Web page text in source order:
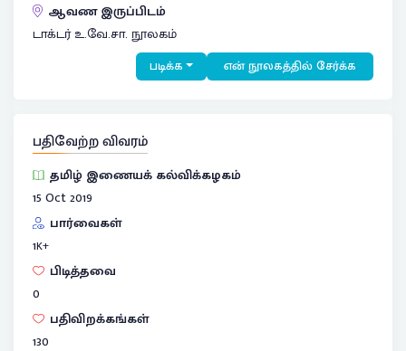
ஆவண இருப்பிடம்
டாக்டர் உ.வே.சா. நூலகம்
படிக்க என் நூலகத்தில் சேர்க்க
பதிவேற்ற விவரம்
தமிழ் இணையக் கல்விக்கழகம்
15 Oct 2019
பார்வைகள்
1K+
பிடித்தவை
0
பதிவிறக்கங்கள்
130